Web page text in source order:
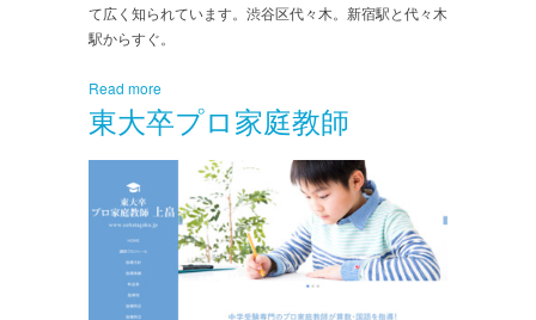
て広く知られています。渋谷区代々木。新宿駅と代々木
駅からすぐ。
Read more
東大卒プロ家庭教師